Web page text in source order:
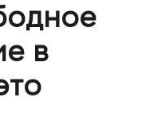
в